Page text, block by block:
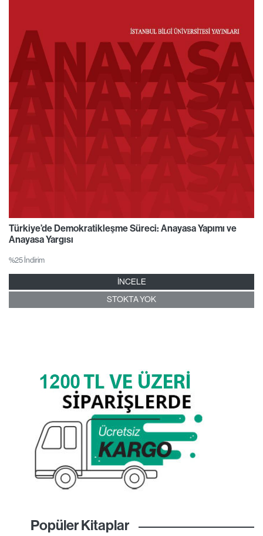
Türkiye’de Demokratikleşme Süreci: Anayasa Yapımı ve
Anayasa Yargısı
%25 İndirim
İNCELE
STOKTA YOK
Popüler Kitaplar